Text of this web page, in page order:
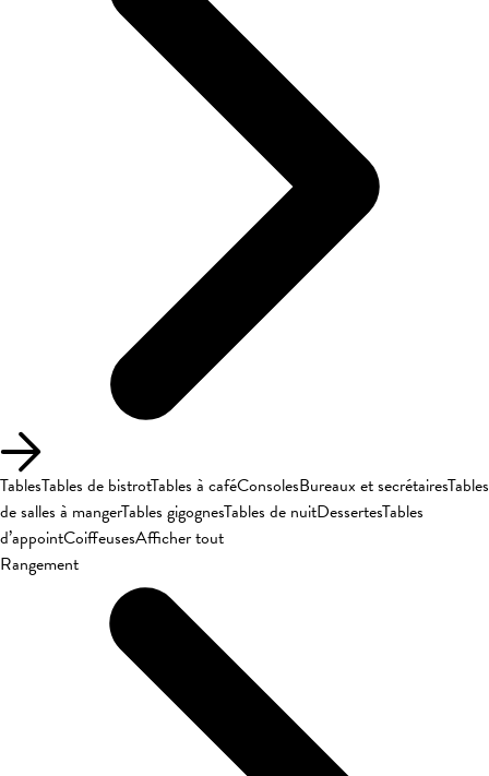
TablesTables de bistrotTables à caféConsolesBureaux et secrétairesTables
de salles à mangerTables gigognesTables de nuitDessertesTables
d’appointCoiffeusesAfficher tout
Rangement